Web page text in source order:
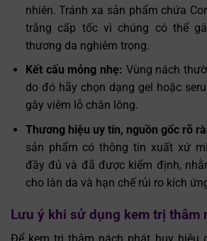
nhiên. Tránh xa sản phẩm chứa
trắng cấp tốc vì chúng có thể
thương da nghiêm trọng.
Kết cấu mỏng nhẹ: Vùng nách
do đó hãy chọn dạng gel hoặc
gây viêm lỗ chân lông.
Thương hiệu uy tín, nguồn gốc rõ
sản phẩm có thông tin xuất xứ
đầy đủ và đã được kiểm định,
cho làn da và hạn chế rủi ro kích
Lưu ý khi sử dụng kem trị thâm